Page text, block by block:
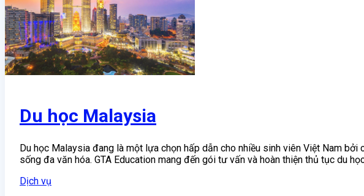
Du học Malaysia
Du học Malaysia đang là một lựa chọn hấp dẫn cho nhiều sinh viên Việt Nam
sống đa văn hóa. GTA Education mang đến gói tư vấn và hoàn thiện thủ tục du
Dịch vụ